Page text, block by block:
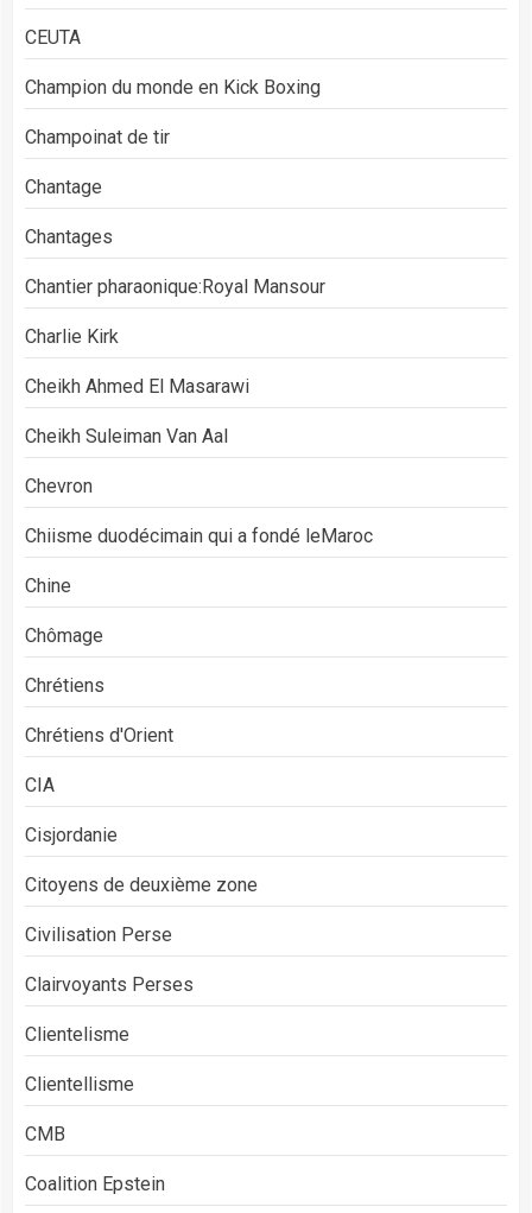
CEUTA
Champion du monde en Kick Boxing
Champoinat de tir
Chantage
Chantages
Chantier pharaonique:Royal Mansour
Charlie Kirk
Cheikh Ahmed El Masarawi
Cheikh Suleiman Van Aal
Chevron
Chiisme duodécimain qui a fondé leMaroc
Chine
Chômage
Chrétiens
Chrétiens d'Orient
CIA
Cisjordanie
Citoyens de deuxième zone
Civilisation Perse
Clairvoyants Perses
Clientelisme
Clientellisme
CMB
Coalition Epstein